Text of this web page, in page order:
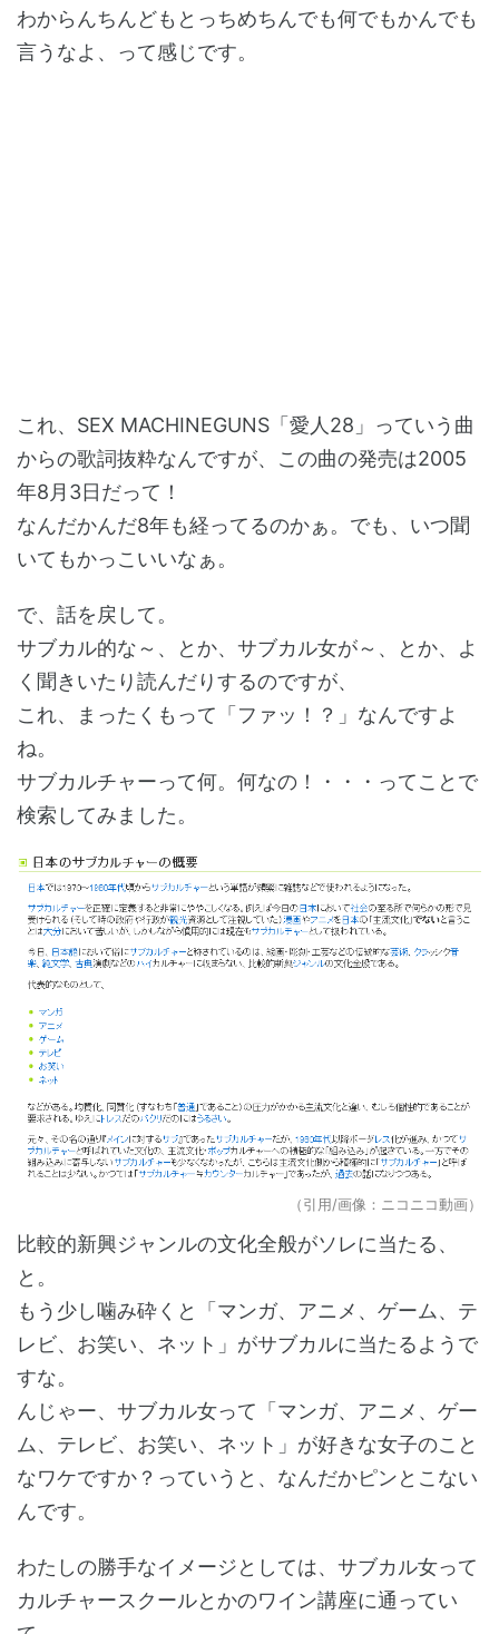
わからんちんどもとっちめちんでも何でもかんでも
言うなよ、って感じです。
これ、SEX MACHINEGUNS「愛人28」っていう曲
からの歌詞抜粋なんですが、この曲の発売は2005
年8月3日だって！
なんだかんだ8年も経ってるのかぁ。でも、いつ聞
いてもかっこいいなぁ。
で、話を戻して。
サブカル的な～、とか、サブカル女が～、とか、よ
く聞きいたり読んだりするのですが、
これ、まったくもって「ファッ！？」なんですよ
ね。
サブカルチャーって何。何なの！・・・ってことで
検索してみました。
（引用/画像：ニコニコ動画）
比較的新興ジャンルの文化全般がソレに当たる、
と。
もう少し噛み砕くと「マンガ、アニメ、ゲーム、テ
レビ、お笑い、ネット」がサブカルに当たるようで
すな。
んじゃー、サブカル女って「マンガ、アニメ、ゲー
ム、テレビ、お笑い、ネット」が好きな女子のこと
なワケですか？っていうと、なんだかピンとこない
んです。
わたしの勝手なイメージとしては、サブカル女って
カルチャースクールとかのワイン講座に通ってい